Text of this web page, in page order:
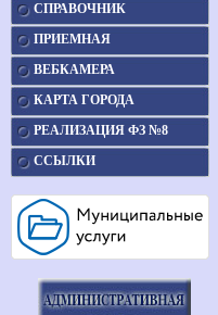
СПРАВОЧНИК
ПРИЕМНАЯ
ВЕБКАМЕРА
КАРТА ГОРОДА
РЕАЛИЗАЦИЯ ФЗ №8
ССЫЛКИ